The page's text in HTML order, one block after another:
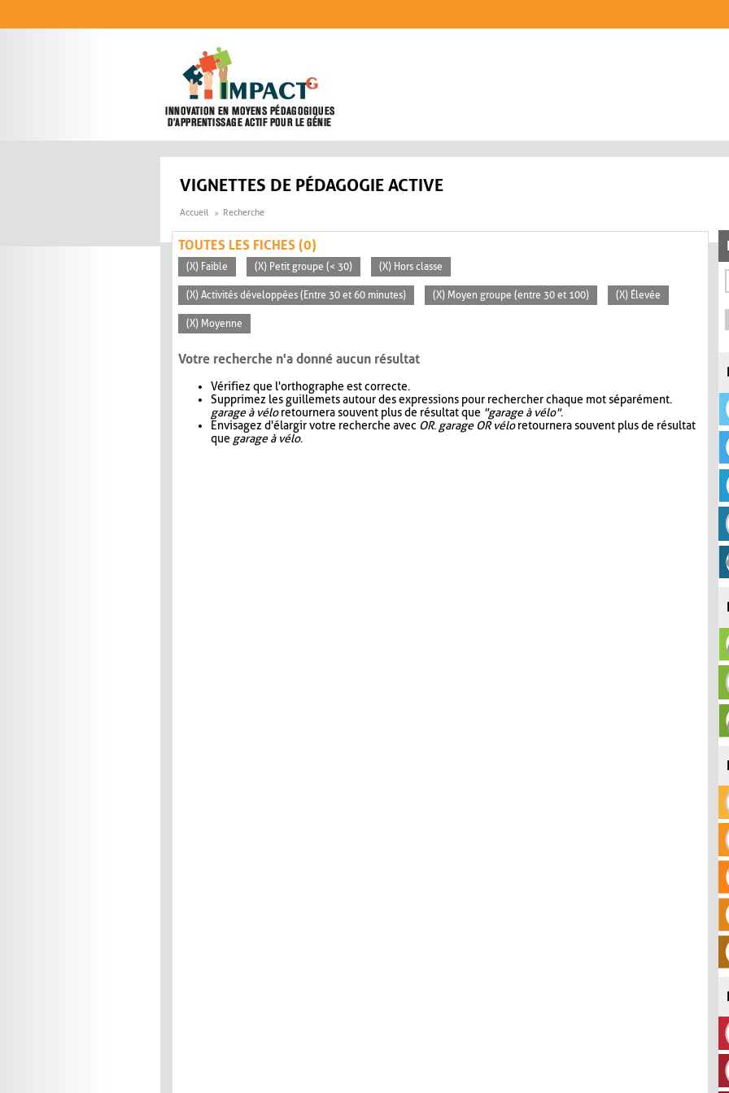
VIGNETTES DE PÉDAGOGIE ACTIVE
Accueil Recherche
TOUTES LES FICHES (0)
(X) Faible (X) Petit groupe (< 30) (X) Hors classe
(X) Activités développées (Entre 30 et 60 minutes) (X) Moyen groupe (entre 30 et 100) (X) Élevée
(X) Moyenne
Votre recherche n'a donné aucun résultat
Vérifiez que l'orthographe est correcte.
Supprimez les guillemets autour des expressions pour rechercher chaque mot séparément.
garage à véloretournera souvent plus de résultat que "garage à vélo".
Envisagez d'élargir votre recherche avec OR. garage OR véloretournera souvent plus de résultat
que garage à vélo.